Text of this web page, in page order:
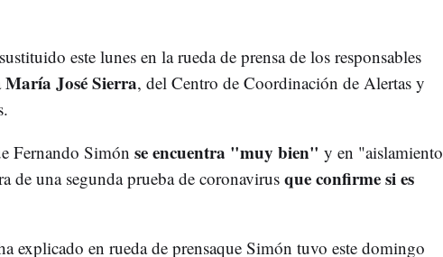
este lunes en la rueda de prensa de los responsables
María José Sierra, del Centro de Coordinación de Alertas y
Fernando Simón se encuentra "muy bien" y en "aislamiento
de una segunda prueba de coronavirusque confirme si es
explicado en rueda de prensaque Simón tuvo este domingo